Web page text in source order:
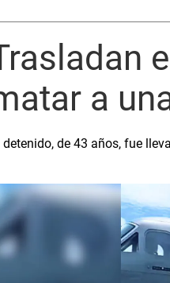
a
detenido, de 43 años, fue